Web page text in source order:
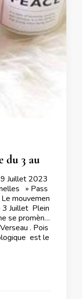
Juillet 2023
» Pass
mouvemen
3 Juillet Plein
se promène
. Pois
est le